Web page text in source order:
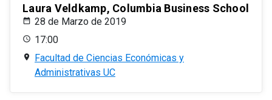
Laura Veldkamp, Columbia Business School
28 de Marzo de 2019
17:00
Facultad de Ciencias Económicas y
Administrativas UC